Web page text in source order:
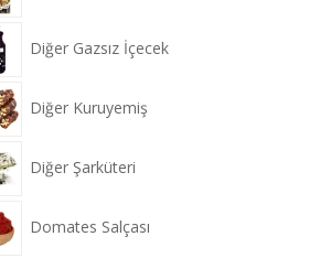
Diğer Gazsız İçecek
Diğer Kuruyemiş
Diğer Şarküteri
Domates Salçası